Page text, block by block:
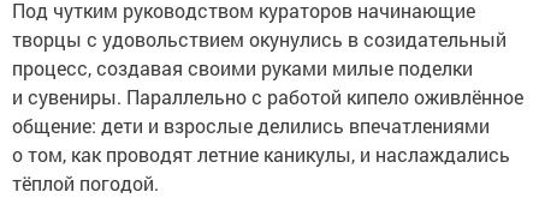
Под чутким руководством кураторов начинающие
творцы с удовольствием окунулись в созидательный
процесс, создавая своими руками милые поделки
и сувениры. Параллельно с работой кипело оживлённое
общение: дети и взрослые делились впечатлениями
о том, как проводят летние каникулы, и наслаждались
тёплой погодой.